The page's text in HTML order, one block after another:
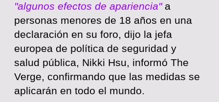
"algunos efectos de apariencia"a
personas menores de 18 años en una
declaración en su foro, dijo la jefa
europea de política de seguridad y
salud pública, Nikki Hsu, informó The
Verge, confirmando que las medidas se
aplicarán en todo el mundo.